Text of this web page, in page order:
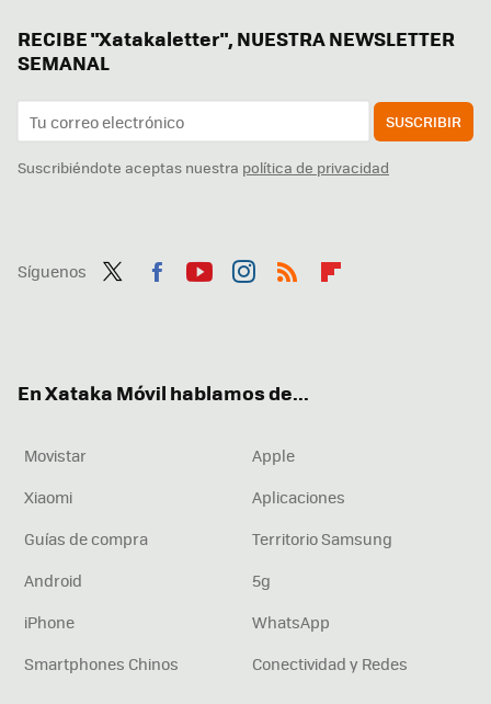
RECIBE "Xatakaletter", NUESTRA NEWSLETTER
SEMANAL
SUSCRIBIR
Suscribiéndote aceptas nuestra política de privacidad
Síguenos
En Xataka Móvil hablamos de...
Movistar
Apple
Xiaomi
Aplicaciones
Guías de compra
Territorio Samsung
Android
5g
iPhone
WhatsApp
Smartphones Chinos
Conectividad y Redes